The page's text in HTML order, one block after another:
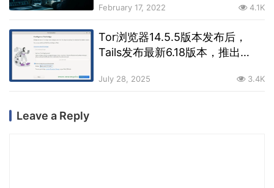
更糟糕
February 17, 2022 4.1K
Tor浏览器14.5.5版本发布后，
Tails发布最新6.18版本，推出
July 28, 2025 3.4K
Leave a Reply